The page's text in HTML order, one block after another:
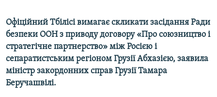
Усі сайти RFE/RL
Офіційний Тбілісі вимагає скликати засідання Ради
безпеки ООН з приводу договору «Про союзництво і
стратегічне партнерство» між Росією і
сепаратистським регіоном Грузії Абхазією, заявила
міністр закордонних справ Грузії Тамара
Беручашвілі.